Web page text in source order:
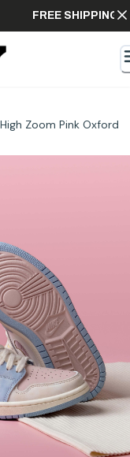
FREE
Zoom Pink Oxford